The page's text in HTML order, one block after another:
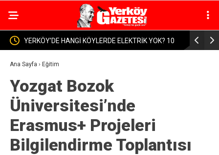
YOK? 10 Yerköy Küçüknefes Köyünden Kezban Koşar Vefat
Ana Sayfa › Eğitim
Yozgat Bozok
Üniversitesi’nde
Erasmus+ Projeleri
Bilgilendirme Toplantısı